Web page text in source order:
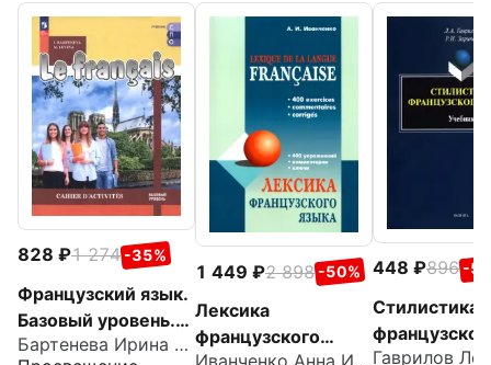
828 1 274 -35%
Французский язык.
Базовый уровень.
Тетрадь-тренажёр.
Бартенева Ирина Юрьевна
1 449 2 898 -50%
Лексика
французского
448 896 -
Стилистика
языка.